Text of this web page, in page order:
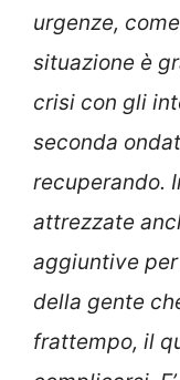
urgenze,
situazione è
crisi con gli
seconda
recuperando.
attrezzate
aggiuntive
della gente
frattempo, il